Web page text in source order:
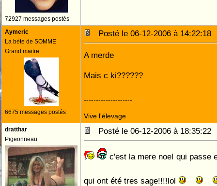
72927 messages postés
Aymeric
La béte de SOMME
Grand maitre
6675 messages postés
Posté le 06-12-2006 à
A merde
Mais c ki??????
--------------------
Vive l'élevage
dratthar
Pigeonneau
Posté le 06-12-2006 à
c'est la mere noel qui passe
qui ont été tres sage!!!!lol